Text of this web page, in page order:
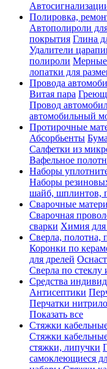
Полировка,
Автополироли
покрытия Глина
Удалители
полироли Мерные
лопатки для
Провода
Витая пара
Провод
автомобильный
Протирочные
Абсорбьенты
Салфетки из
Вафельное
Наборы
Наборы
шайб, шплинтов,
Сварочные
Сварочная
сварки Химия для
Сверла, полотна,
Коронки по
для дрелей
Сверла по стеклу
Средства
Антисептики
Перчатки
Показать все
Стяжки
Стяжки
стяжки, липучки
самоклеющиеся